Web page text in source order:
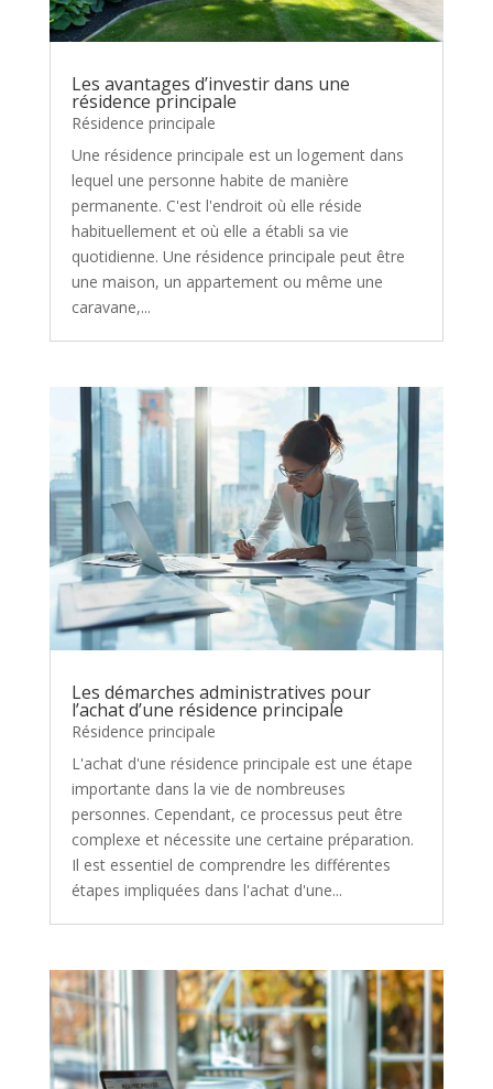
Les avantages d’investir dans une
résidence principale
Résidence principale
Une résidence principale est un logement dans
lequel une personne habite de manière
permanente. C'est l'endroit où elle réside
habituellement et où elle a établi sa vie
quotidienne. Une résidence principale peut être
une maison, un appartement ou même une
caravane,...
Les démarches administratives pour
l’achat d’une résidence principale
Résidence principale
L'achat d'une résidence principale est une étape
importante dans la vie de nombreuses
personnes. Cependant, ce processus peut être
complexe et nécessite une certaine préparation.
Il est essentiel de comprendre les différentes
étapes impliquées dans l'achat d'une...